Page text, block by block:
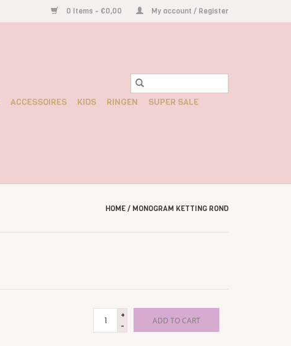
0 Items - €0,00 My account / Register
ACCESSOIRES KIDS RINGEN
SUPER SALE
HOME/ MONOGRAM KETTING ROND
+
-
ADD TO CART